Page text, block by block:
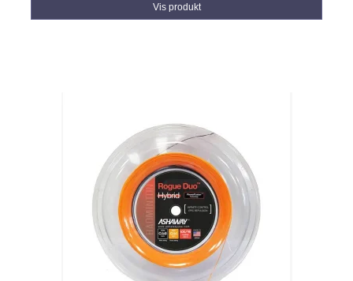
Vis produkt